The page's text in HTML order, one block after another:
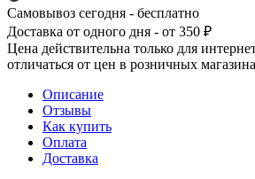
Самовывоз сегодня - бесплатно
Доставка от одного дня - от 350 ₽
Цена действительна только для
отличаться от цен в розничных
Описание
Отзывы
Как купить
Оплата
Доставка